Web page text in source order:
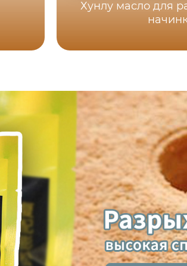
Хунлу масло для